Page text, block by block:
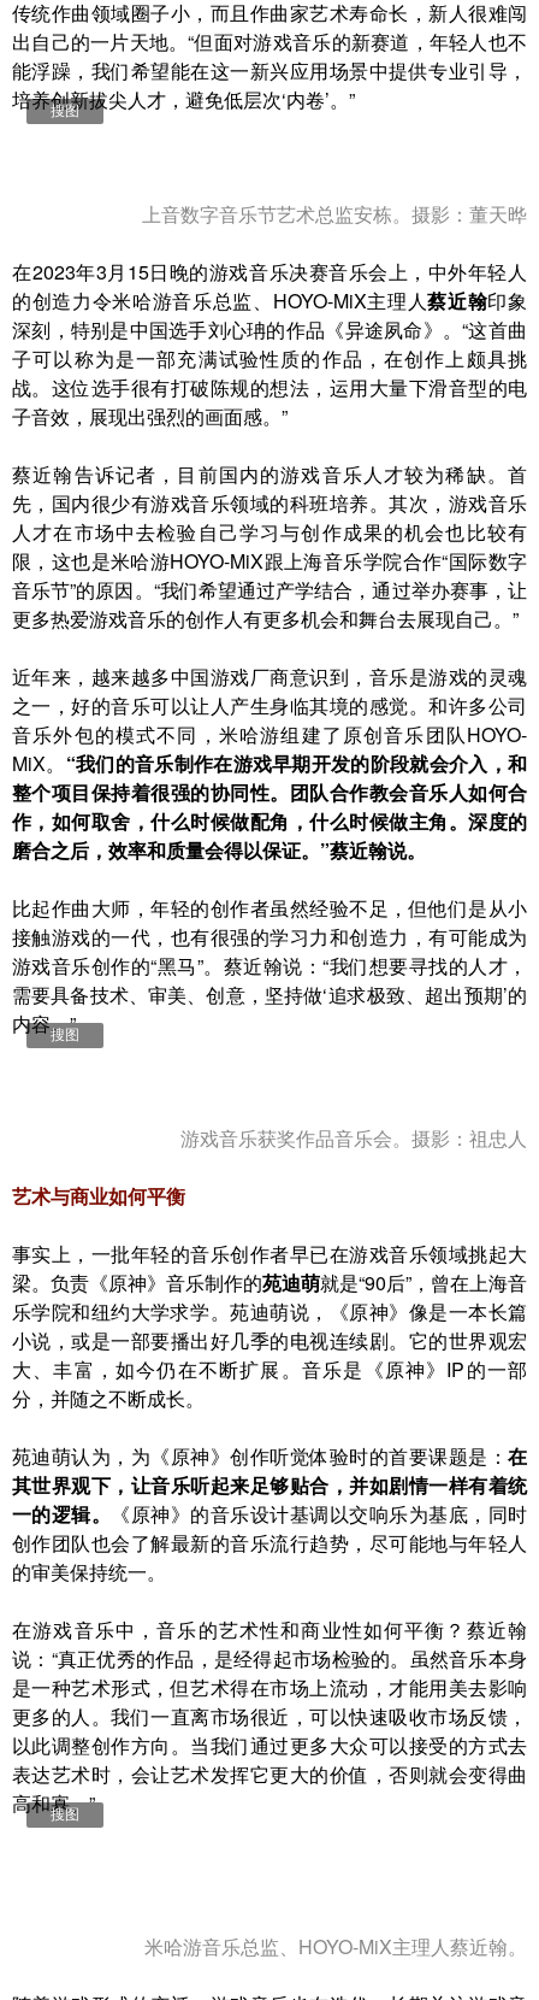
传统作曲领域圈子小，而且作曲家艺术寿命长，新人很难闯
出自己的一片天地。“但面对游戏音乐的新赛道，年轻人也不
能浮躁，我们希望能在这一新兴应用场景中提供专业引导，
培养创新拔尖人才，避免低层次‘内卷’。”
搜图
上音数字音乐节艺术总监安栋。摄影：董天晔
在2023年3月15日晚的游戏音乐决赛音乐会上，中外年轻人
的创造力令米哈游音乐总监、HOYO-MiX主理人蔡近翰印象
深刻，特别是中国选手刘心珃的作品《异途夙命》。“这首曲
子可以称为是一部充满试验性质的作品，在创作上颇具挑
战。这位选手很有打破陈规的想法，运用大量下滑音型的电
子音效，展现出强烈的画面感。”
蔡近翰告诉记者，目前国内的游戏音乐人才较为稀缺。首
先，国内很少有游戏音乐领域的科班培养。其次，游戏音乐
人才在市场中去检验自己学习与创作成果的机会也比较有
限，这也是米哈游HOYO-MiX跟上海音乐学院合作“国际数字
音乐节”的原因。“我们希望通过产学结合，通过举办赛事，让
更多热爱游戏音乐的创作人有更多机会和舞台去展现自己。”
近年来，越来越多中国游戏厂商意识到，音乐是游戏的灵魂
之一，好的音乐可以让人产生身临其境的感觉。和许多公司
音乐外包的模式不同，米哈游组建了原创音乐团队HOYO-
MiX。 “我们的音乐制作在游戏早期开发的阶段就会介入，和
整个项目保持着很强的协同性。团队合作教会音乐人如何合
作，如何取舍，什么时候做配角，什么时候做主角。深度的
磨合之后，效率和质量会得以保证。”蔡近翰说。
比起作曲大师，年轻的创作者虽然经验不足，但他们是从小
接触游戏的一代，也有很强的学习力和创造力，有可能成为
游戏音乐创作的“黑马”。蔡近翰说：“我们想要寻找的人才，
需要具备技术、审美、创意，坚持做‘追求极致、超出预期’的
内容。”
搜图
游戏音乐获奖作品音乐会。摄影：祖忠人
艺术与商业如何平衡
事实上，一批年轻的音乐创作者早已在游戏音乐领域挑起大
梁。负责《原神》音乐制作的苑迪萌就是“90后”，曾在上海音
乐学院和纽约大学求学。苑迪萌说，《原神》像是一本长篇
小说，或是一部要播出好几季的电视连续剧。它的世界观宏
大、丰富，如今仍在不断扩展。音乐是《原神》IP的一部
分，并随之不断成长。
苑迪萌认为，为《原神》创作听觉体验时的首要课题是： 在
其世界观下，让音乐听起来足够贴合，并如剧情一样有着统
一的逻辑。
《原神》的音乐设计基调以交响乐为基底，同时
创作团队也会了解最新的音乐流行趋势，尽可能地与年轻人
的审美保持统一。
在游戏音乐中，音乐的艺术性和商业性如何平衡？蔡近翰
说：“真正优秀的作品，是经得起市场检验的。虽然音乐本身
是一种艺术形式，但艺术得在市场上流动，才能用美去影响
更多的人。我们一直离市场很近，可以快速吸收市场反馈，
以此调整创作方向。当我们通过更多大众可以接受的方式去
表达艺术时，会让艺术发挥它更大的价值，否则就会变得曲
高和寡。”
搜图
米哈游音乐总监、HOYO-MiX主理人蔡近翰。